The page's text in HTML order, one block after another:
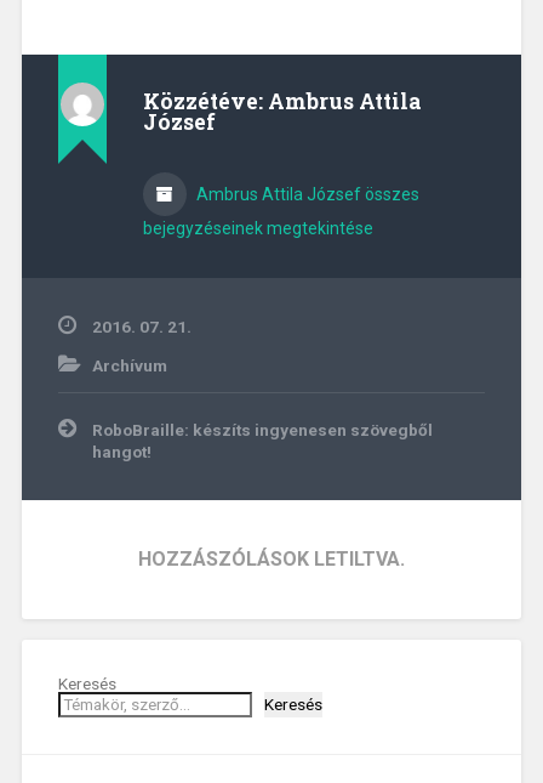
Közzétéve: Ambrus Attila
József
Ambrus Attila József összes
bejegyzéseinek megtekintése
2016. 07. 21.
Archívum
Bejegyzés
navigáció
RoboBraille: készíts ingyenesen szövegből
hangot!
HOZZÁSZÓLÁSOK LETILTVA.
Keresés
Keresés